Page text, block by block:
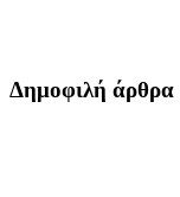
Δημοφιλή άρθρα